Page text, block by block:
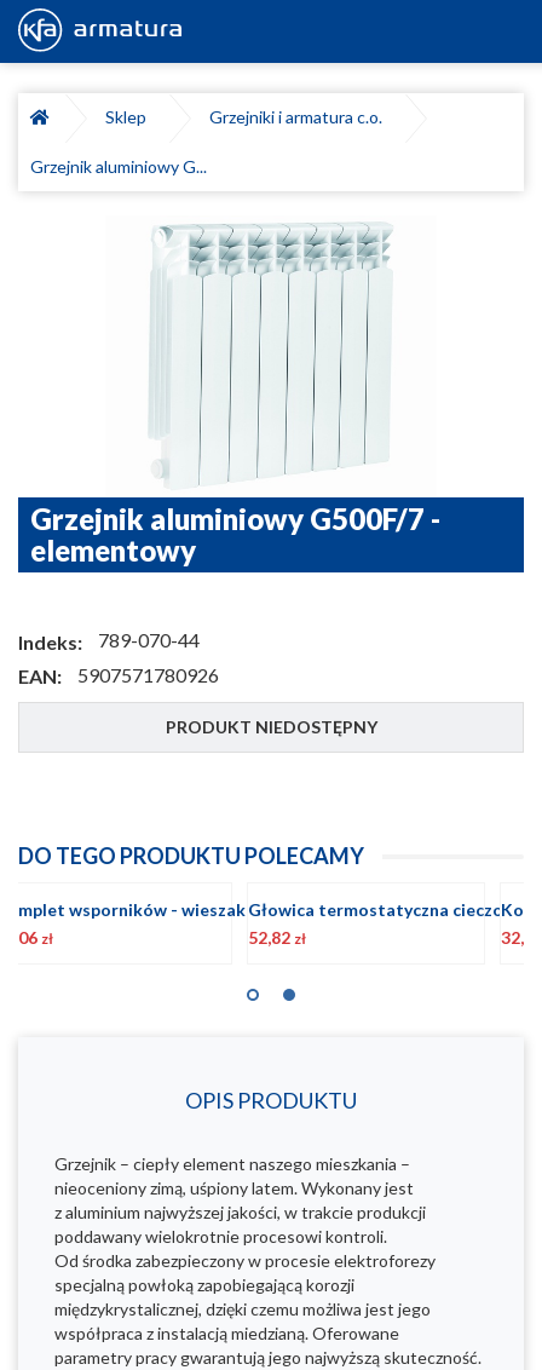
Sklep Grzejniki i armatura c.o.
Grzejnik aluminiowy G...
Grzejnik aluminiowy G500F/7 -
elementowy
Indeks:
789-070-44
EAN:
5907571780926
PRODUKT NIEDOSTĘPNY
DO TEGO PRODUKTU POLECAMY
Głowica termostatyczna cieczowa GT BIAŁA
Komplet korków grzejnikowych w kolorze BIAŁYM
32,91
5,35
OPIS PRODUKTU
Grzejnik – ciepły element naszego mieszkania –
nieoceniony zimą, uśpiony latem. Wykonany jest
z aluminium najwyższej jakości, w trakcie produkcji
poddawany wielokrotnie procesowi kontroli.
Od środka zabezpieczony w procesie elektroforezy
specjalną powłoką zapobiegającą korozji
międzykrystalicznej, dzięki czemu możliwa jest jego
współpraca z instalacją miedzianą. Oferowane
parametry pracy gwarantują jego najwyższą skuteczność.